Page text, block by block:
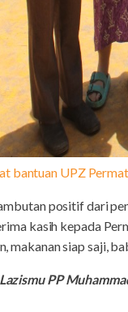
bantuan UPZ
positif dari
kasih kepada
makanan siap saji,
PP